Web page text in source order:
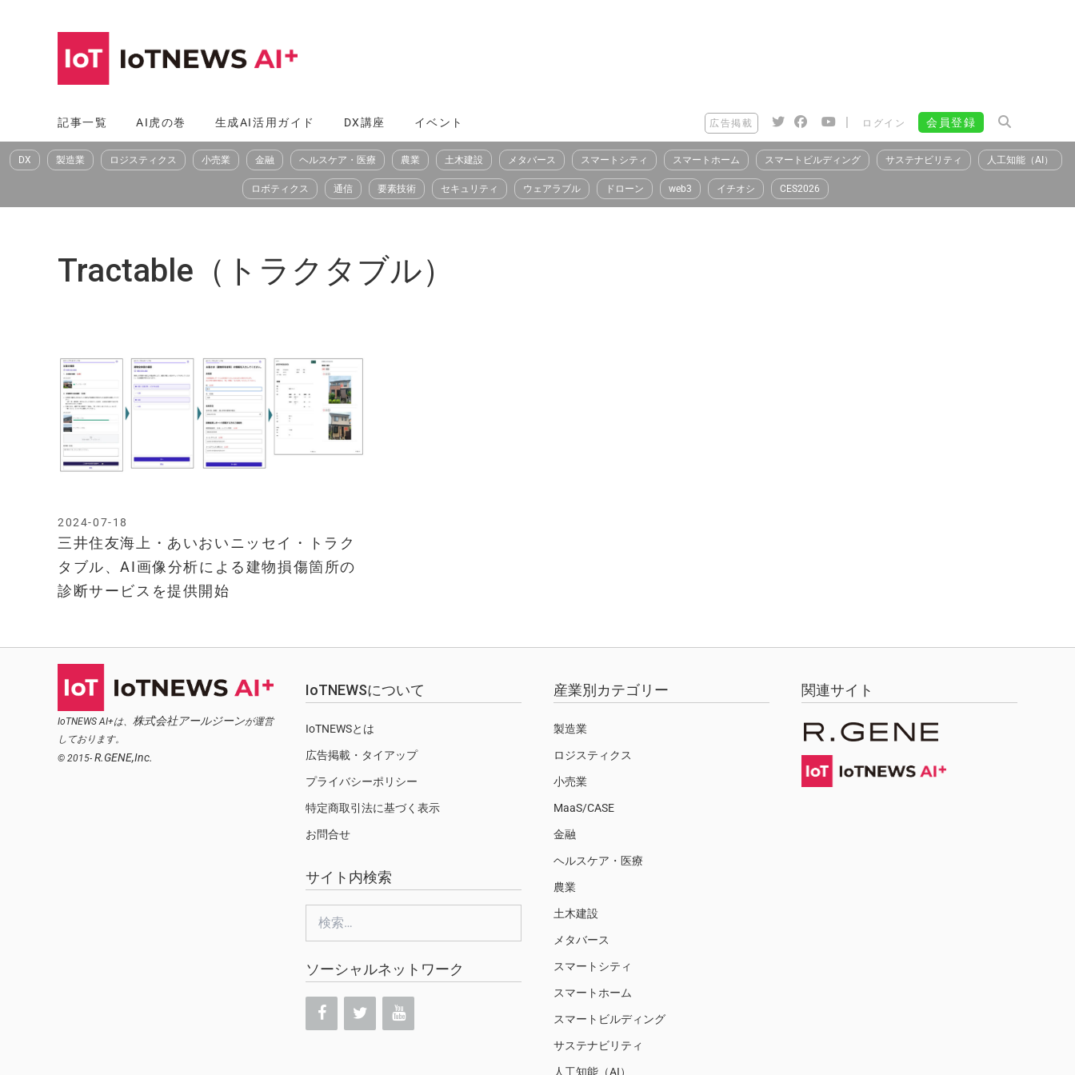
へ
ス
記事一覧 AI虎の巻 生成AI活用ガイド DX講座 イベント 広告掲載 | ログイン 会員登録
DX 製造業 ロジスティクス 小売業 金融 ヘルスケア・医療 農業 土木建設 メタバース スマートシティ スマートホーム スマートビルディング サステナビリティ 人工知能（AI）
ロボティクス 通信 要素技術 セキュリティ ウェアラブル ドローン web3 イチオシ CES2026
Tractable（トラクタブル）
三井住友海上・あいおいニッセイ・トラク
タブル、AI画像分析による建物損傷箇所の
診断サービスを提供開始
2024-07-18
IoTNEWS AI+は、 株式会社アールジーンが運営
しております。
© 2015- R.GENE,Inc.
IoTNEWSについて
IoTNEWSとは
広告掲載・タイアップ
プライバシーポリシー
特定商取引法に基づく表示
お問合せ
サイト内検索
ソーシャルネットワーク
産業別カテゴリー
製造業
ロジスティクス
小売業
MaaS/CASE
金融
ヘルスケア・医療
農業
土木建設
メタバース
スマートシティ
スマートホーム
スマートビルディング
サステナビリティ
人工知能（AI）
関連サイト